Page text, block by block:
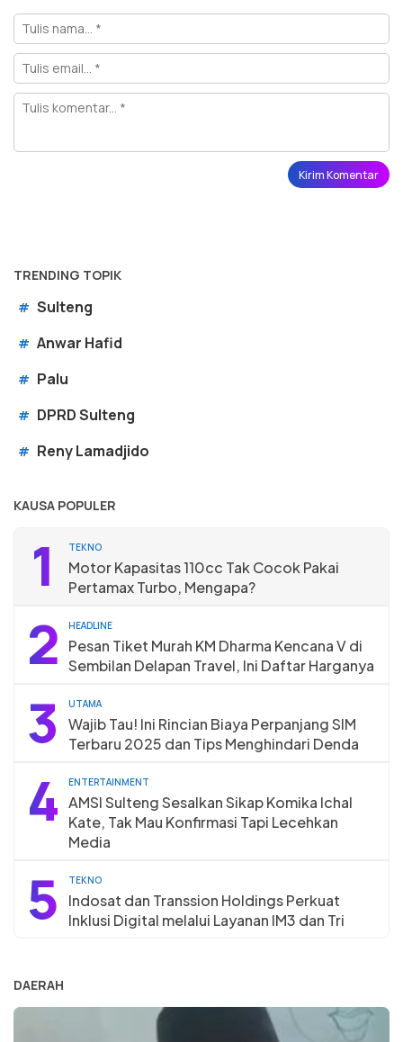
TRENDING TOPIK
# Sulteng
# Anwar Hafid
# Palu
# DPRD Sulteng
# Reny Lamadjido
KAUSA POPULER
1 TEKNO
Motor Kapasitas 110cc Tak Cocok Pakai
Pertamax Turbo, Mengapa?
2 HEADLINE
Pesan Tiket Murah KM Dharma Kencana V di
Sembilan Delapan Travel, Ini Daftar Harganya
3 UTAMA
Wajib Tau! Ini Rincian Biaya Perpanjang SIM
Terbaru 2025 dan Tips Menghindari Denda
4 ENTERTAINMENT
AMSI Sulteng Sesalkan Sikap Komika Ichal
Kate, Tak Mau Konfirmasi Tapi Lecehkan
Media
5 TEKNO
Indosat dan Transsion Holdings Perkuat
Inklusi Digital melalui Layanan IM3 dan Tri
DAERAH